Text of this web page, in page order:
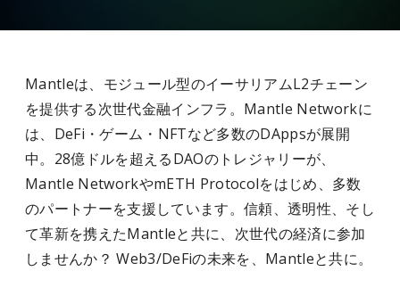
Mantleは、モジュール型のイーサリアムL2チェーン
を提供する次世代金融インフラ。Mantle Networkに
は、DeFi・ゲーム・NFTなど多数のDAppsが展開
中。28億ドルを超えるDAOのトレジャリーが、
Mantle NetworkやmETH Protocolをはじめ、多数
のパートナーを支援しています。信頼、透明性、そし
て革新を携えたMantleと共に、次世代の経済に参加
しませんか？ Web3/DeFiの未来を、Mantleと共に。